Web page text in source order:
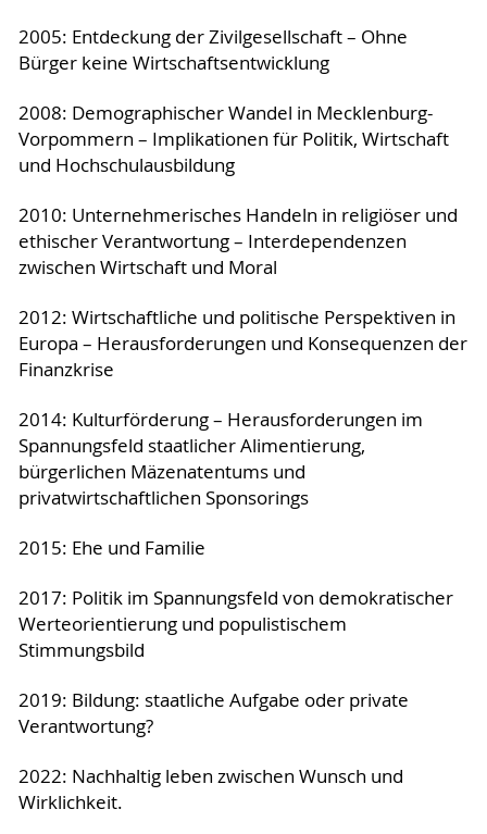
2005: Entdeckung der Zivilgesellschaft – Ohne
Bürger keine Wirtschaftsentwicklung
2008: Demographischer Wandel in Mecklenburg-
Vorpommern – Implikationen für Politik, Wirtschaft
und Hochschulausbildung
2010: Unternehmerisches Handeln in religiöser und
ethischer Verantwortung – Interdependenzen
zwischen Wirtschaft und Moral
2012: Wirtschaftliche und politische Perspektiven in
Europa – Herausforderungen und Konsequenzen der
Finanzkrise
2014: Kulturförderung – Herausforderungen im
Spannungsfeld staatlicher Alimentierung,
bürgerlichen Mäzenatentums und
privatwirtschaftlichen Sponsorings
2015: Ehe und Familie
2017: Politik im Spannungsfeld von demokratischer
Werteorientierung und populistischem
Stimmungsbild
2019: Bildung: staatliche Aufgabe oder private
Verantwortung?
2022: Nachhaltig leben zwischen Wunsch und
Wirklichkeit.